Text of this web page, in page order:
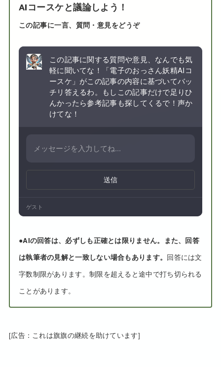
AIコースケと議論しよう！
この記事に一言、質問・意見をどうぞ
この記事に関する質問や意見、なんでも気
軽に聞いてな！「電子のおっさん妖精AIコ
ースケ」がこの記事の内容に基づいてバッ
チリ答えるわ。もしこの記事だけで足りひ
んかったら参考記事も探してくるで！声か
けてな！
送信
ゲスト
●AIの回答は、必ずしも正確とは限りません。また、回答
は執筆者の見解と一致しない場合もあります。 回答には文
字数制限があります。制限を超えると途中で打ち切られる
ことがあります。
[広告：これは旗旗の継続を助けています]